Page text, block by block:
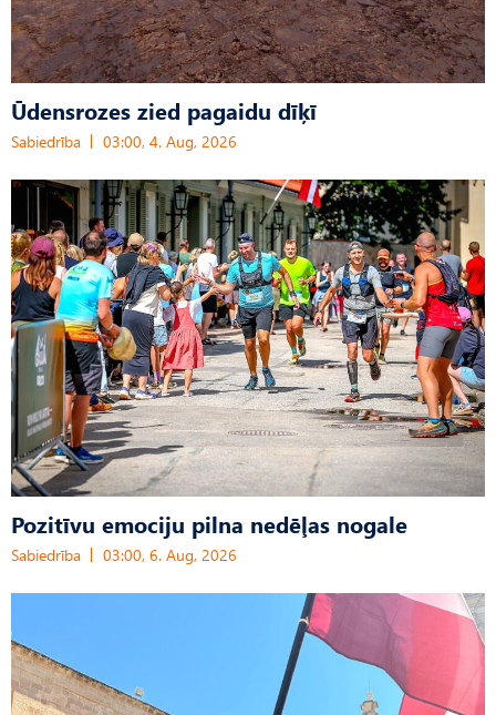
Ūdensrozes zied pagaidu dīķī
Sabiedrība 03:00, 4. Aug, 2026
Pozitīvu emociju pilna nedēļas nogale
Sabiedrība 03:00, 6. Aug, 2026